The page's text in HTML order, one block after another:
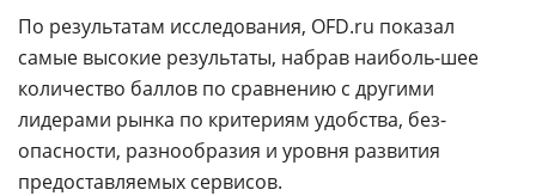
По результатам исследования, OFD.ru показал
самые высокие результаты, набрав наиболь-шее
количество баллов по сравнению с другими
лидерами рынка по критериям удобства, без-
опасности, разнообразия и уровня развития
предоставляемых сервисов.